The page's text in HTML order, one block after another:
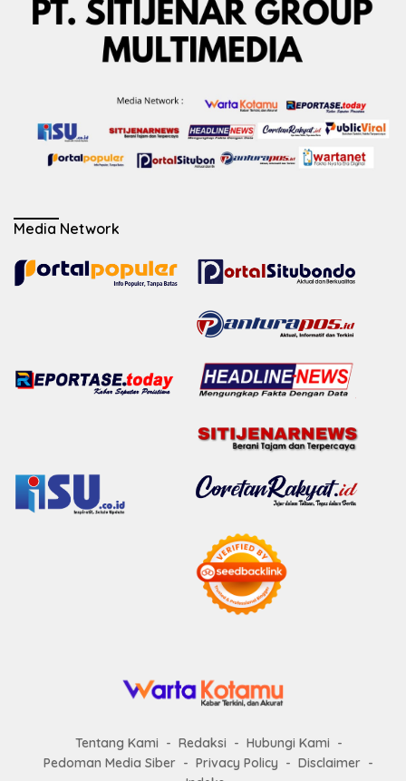
Media Network
Tentang Kami Redaksi
Hubungi Kami
Pedoman Media Siber
Privacy Policy
Disclaimer